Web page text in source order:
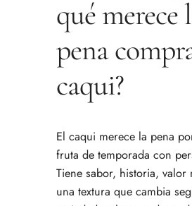
qué merece
pena
caqui?
El caqui merece la pena
fruta de temporada con
Tiene sabor, historia, valor
una textura que cambia